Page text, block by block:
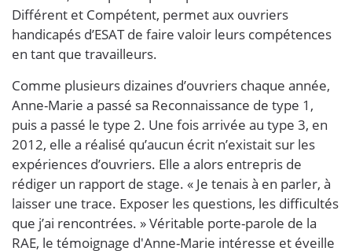
Différent et Compétent, permet aux ouvriers
handicapés d’ESAT de faire valoir leurs compétences
en tant que travailleurs.
Comme plusieurs dizaines d’ouvriers chaque année,
Anne-Marie a passé sa Reconnaissance de type 1,
puis a passé le type 2. Une fois arrivée au type 3, en
2012, elle a réalisé qu’aucun écrit n’existait sur les
expériences d’ouvriers. Elle a alors entrepris de
rédiger un rapport de stage. « Je tenais à en parler, à
laisser une trace. Exposer les questions, les difficultés
que j’ai rencontrées. » Véritable porte-parole de la
RAE, le témoignage d'Anne-Marie intéresse et éveille